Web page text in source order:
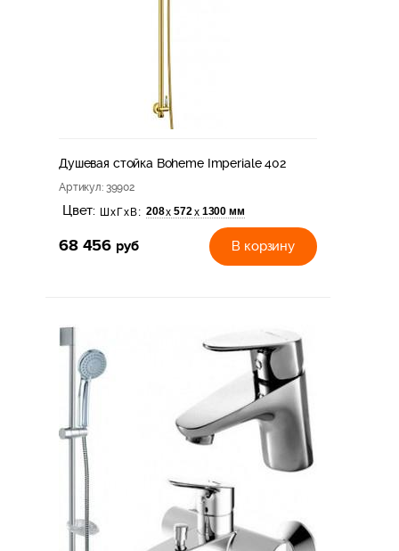
Душевая стойка Boheme Imperiale 402
Артикул: 39902
Цвет: ШхГхВ: 208х 572х 1300 мм
68 456 руб В корзину